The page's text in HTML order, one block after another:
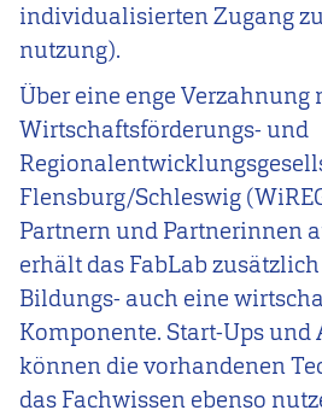
individualisierten Zugang
nutzung).
Über eine enge Verzahnung
Wirtschaftsförderungs- und
Flensburg/Schleswig
Partnern und Partnerinnen
erhält das FabLab
Bildungs- auch eine
Komponente. Start-Ups
können die vorhandenen
das Fachwissen ebenso